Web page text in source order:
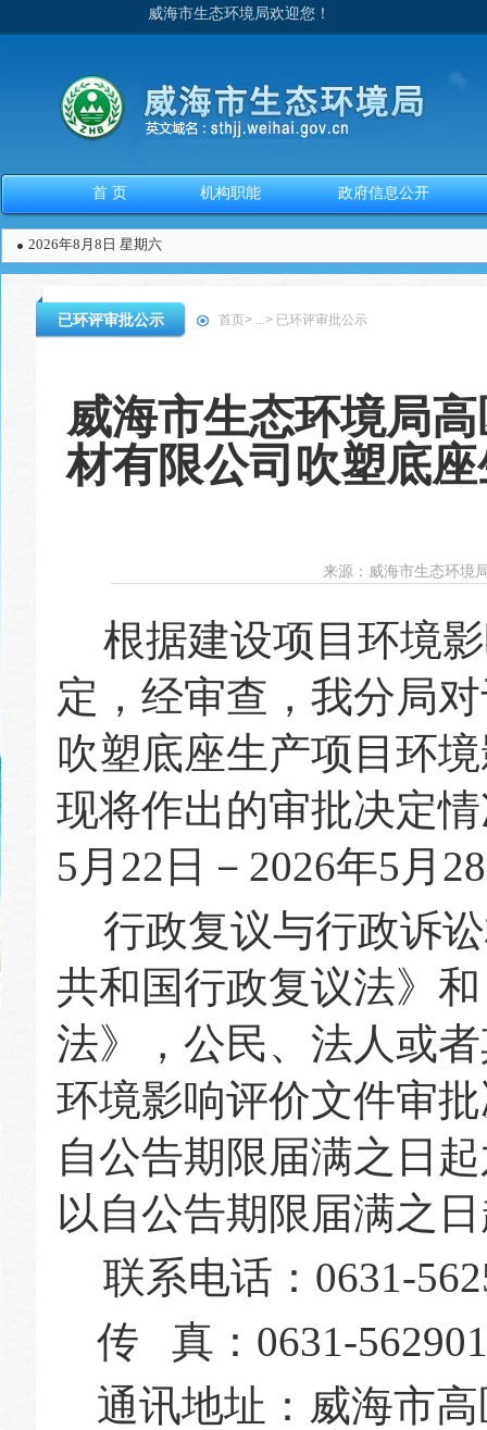
威海市生态环境局欢迎您！
首 页 机构职能 政府信息公开
2026年8月8日 星期六
已环评审批公示 首页> ...> 已环评审批公示
威海市生态环境局
材有限公司吹塑底
来源： 威海市生态环境
根据建设项目环境
定，经审查，我分局
吹塑底座生产项目环
现将作出的审批决定
5 月 22日－2026年5 月 28
行政复议与行政诉
共和国行政复议法》
法》，公民、法人或
环境影响评价文件审
自公告期限届满之日
以自公告期限届满之
联系电话：0631-
传 真：0631-
通讯地址：威海市